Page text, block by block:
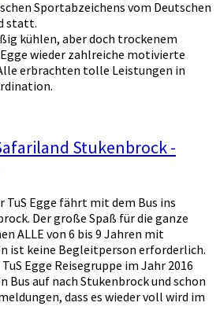
Sportabzeichens vom Deutschen
statt.
kühlen, aber doch trockenem
wieder zahlreiche motivierte
erbrachten tolle Leistungen in
Stukenbrock -
TuS Egge fährt mit dem Bus ins
Der große Spaß für die ganze
ALLE von 6 bis 9 Jahren mit
ist keine Begleitperson erforderlich.
Egge Reisegruppe im Jahr 2016
auf nach Stukenbrock und schon
dass es wieder voll wird im